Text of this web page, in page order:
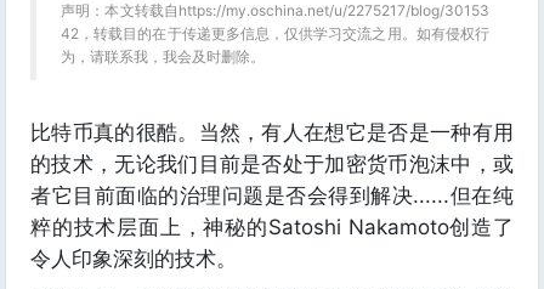
声明：本文转载自https://my.oschina.net/u/2275217/blog/30153
42，转载目的在于传递更多信息，仅供学习交流之用。如有侵权行
为，请联系我，我会及时删除。
比特币真的很酷。当然，有人在想它是否是一种有用
的技术，无论我们目前是否处于加密货币泡沫中，或
者它目前面临的治理问题是否会得到解决......但在纯
粹的技术层面上，神秘的Satoshi Nakamoto创造了
令人印象深刻的技术。